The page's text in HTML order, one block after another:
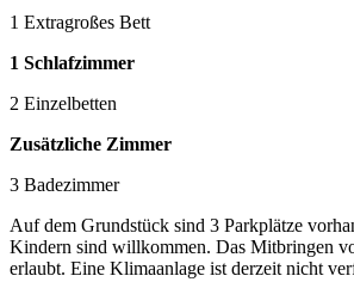
1 Extragroßes Bett
1 Schlafzimmer
2 Einzelbetten
Zusätzliche Zimmer
3 Badezimmer
Auf dem Grundstück sind 3 Parkplätze
Kindern sind willkommen. Das Mitbringen
erlaubt. Eine Klimaanlage ist derzeit nicht